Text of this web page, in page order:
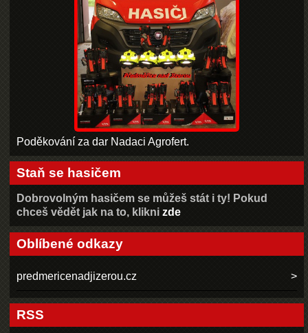
Poděkování za dar Nadaci Agrofert.
Staň se hasičem
Dobrovolným hasičem se můžeš stát i ty! Pokud
chceš vědět jak na to, kliknizde
Oblíbené odkazy
predmericenadjizerou.cz
RSS